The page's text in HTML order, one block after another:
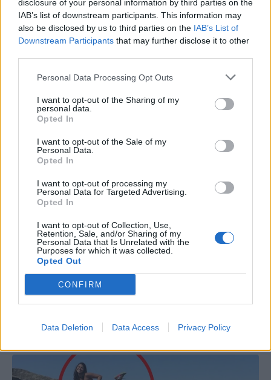
disclosure of your personal information by third parties on the
IAB’s list of downstream participants. This information may
also be disclosed by us to third parties on the IAB’s List of
Downstream Participants that may further disclose it to other
Personal Data Processing Opt Outs
I want to opt-out of the Sharing of my
personal data.
Opted In
I want to opt-out of the Sale of my
Personal Data.
Opted In
I want to opt-out of processing my
Personal Data for Targeted Advertising.
Opted In
I want to opt-out of Collection, Use,
Retention, Sale, and/or Sharing of my
Personal Data that Is Unrelated with the
Purposes for which it was collected.
Opted Out
CONFIRM
Data Deletion Data Access Privacy Policy